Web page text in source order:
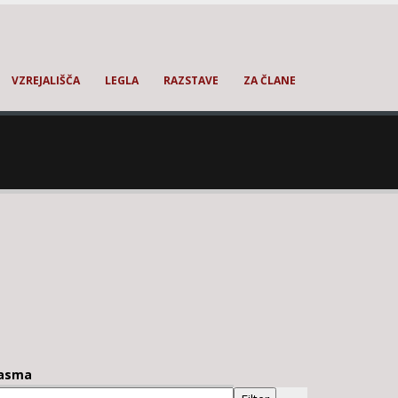
VZREJALIŠČA LEGLA RAZSTAVE ZA ČLANE